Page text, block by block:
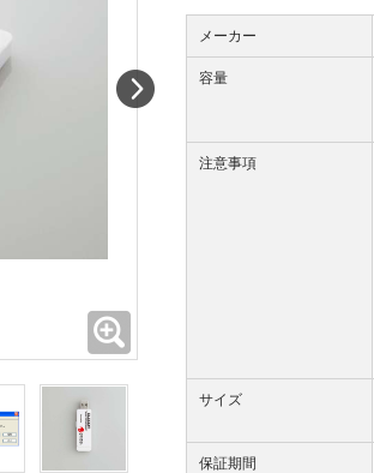
メーカー
容量
注意事項
サイズ
保証期間